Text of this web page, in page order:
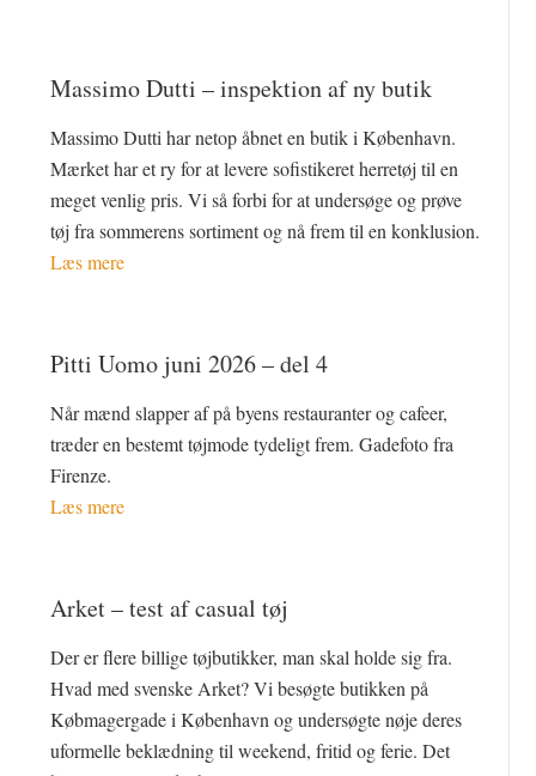
Massimo Dutti – inspektion af ny butik
Massimo Dutti har netop åbnet en butik i København.
Mærket har et ry for at levere sofistikeret herretøj til en
meget venlig pris. Vi så forbi for at undersøge og prøve
tøj fra sommerens sortiment og nå frem til en konklusion.
Læs mere
Pitti Uomo juni 2026 – del 4
Når mænd slapper af på byens restauranter og cafeer,
træder en bestemt tøjmode tydeligt frem. Gadefoto fra
Firenze.
Læs mere
Arket – test af casual tøj
Der er flere billige tøjbutikker, man skal holde sig fra.
Hvad med svenske Arket? Vi besøgte butikken på
Købmagergade i København og undersøgte nøje deres
uformelle beklædning til weekend, fritid og ferie. Det